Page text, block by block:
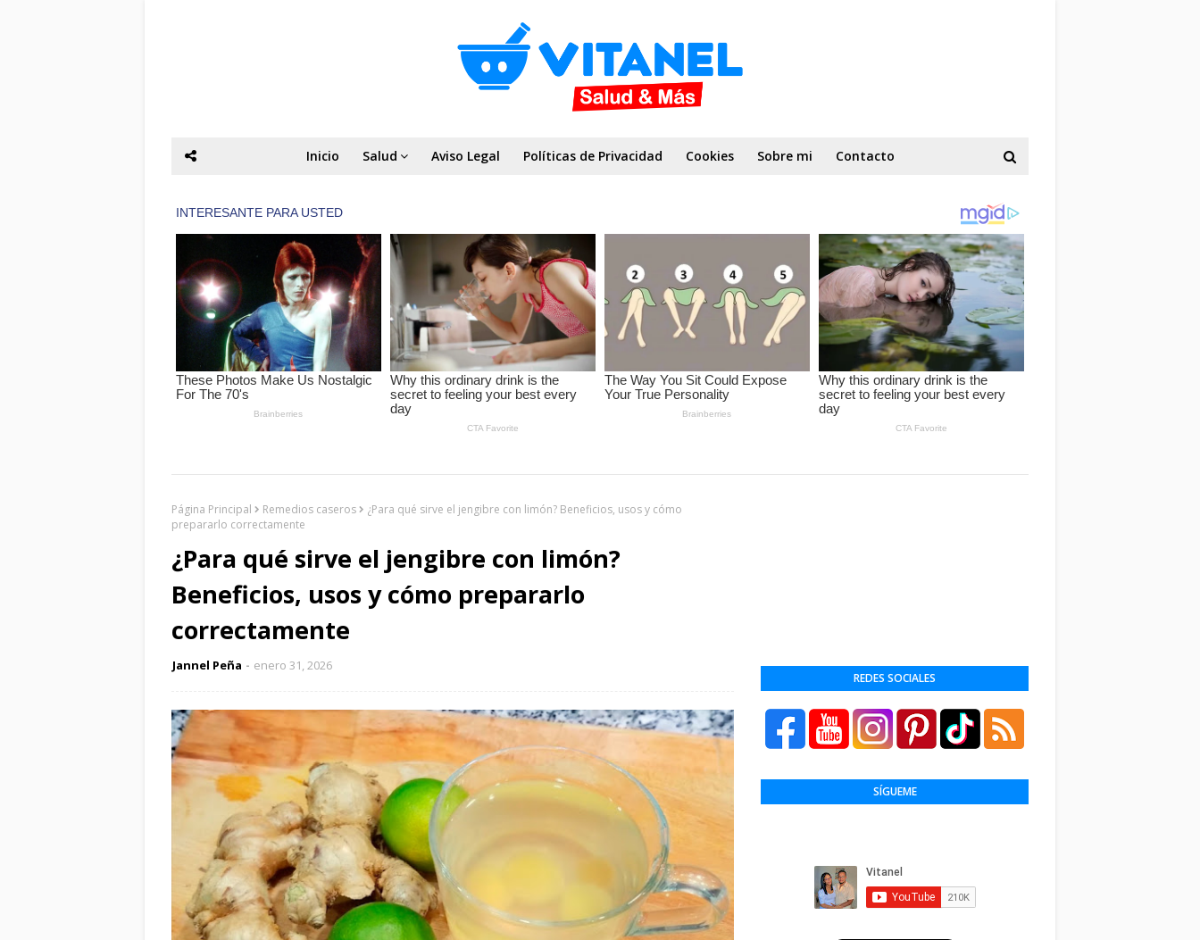
Inicio Salud Aviso Legal Políticas de Privacidad Cookies Sobre mi Contacto
Página Principal Remedios caseros
¿Para qué sirve el jengibre con limón? Beneficios, usos y cómo
prepararlo correctamente
¿Para qué sirve el jengibre con limón?
Beneficios, usos y cómo prepararlo
correctamente
Jannel Peña enero 31, 2026
REDES SOCIALES
SÍGUEME